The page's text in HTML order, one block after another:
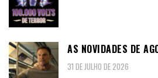
AS NOVIDADES DE
31 DE JULHO DE 2026